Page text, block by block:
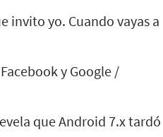
invito yo. Cuando vayas a
y Google /
que Android 7.x tardó